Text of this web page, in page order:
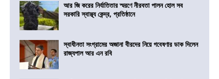
আর জি করের নির্যাতিতার স্মরণে নীরবতা পালন হোল সব
সরকারি স্বাস্থ্য কেন্দ্র, প্রতিষ্ঠানে
স্বাধীনতা সংগ্রামের অজানা বীরদের নিয়ে গবেষণার ডাক দিলেন
রাজ্যপাল আর এন রবি